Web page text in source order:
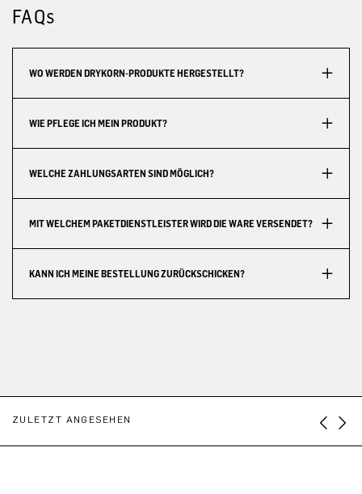
FAQs
WO WERDEN DRYKORN-PRODUKTE HERGESTELLT?
WIE PFLEGE ICH MEIN PRODUKT?
WELCHE ZAHLUNGSARTEN SIND MÖGLICH?
MIT WELCHEM PAKETDIENSTLEISTER WIRD DIE WARE VERSENDET?
KANN ICH MEINE BESTELLUNG ZURÜCKSCHICKEN?
ZULETZT ANGESEHEN